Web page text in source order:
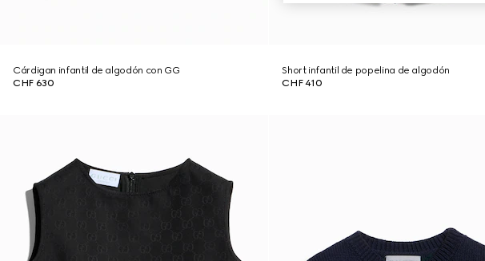
Cárdigan infantil de algodón con GG
CHF 630
Short infantil de popelina de algodón
CHF 410